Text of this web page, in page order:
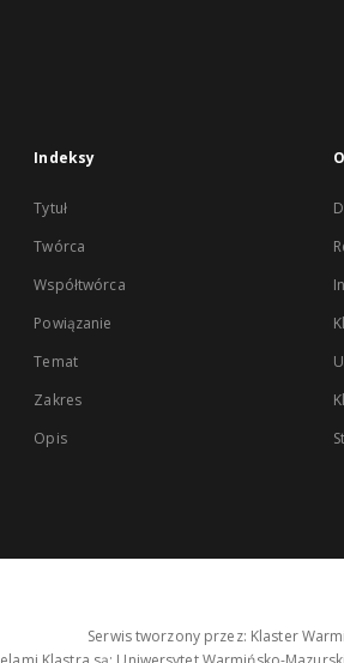
Indeksy
Tytuł
Twórca
Współtwórca
Powiązanie
Temat
Zakres
Opis
Serwis tworzony przez: Klaster